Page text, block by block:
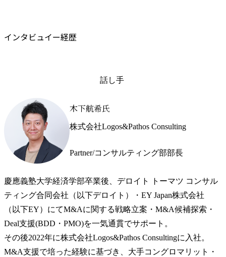
インタビュイー経歴
話し手
木下航希氏
株式会社Logos&Pathos Consulting
Partner/コンサルティング部部長
慶應義塾大学経済学部卒業後、デロイト トーマツ コンサル
ティング合同会社（以下デロイト）・EY Japan株式会社
（以下EY）にてM&Aに関する戦略立案・M&A候補探索・
Deal支援(BDD・PMO)を一気通貫でサポート。
その後2022年に株式会社Logos&Pathos Consultingに入社。
M&A支援で培った経験に基づき、大手コングロマリット・